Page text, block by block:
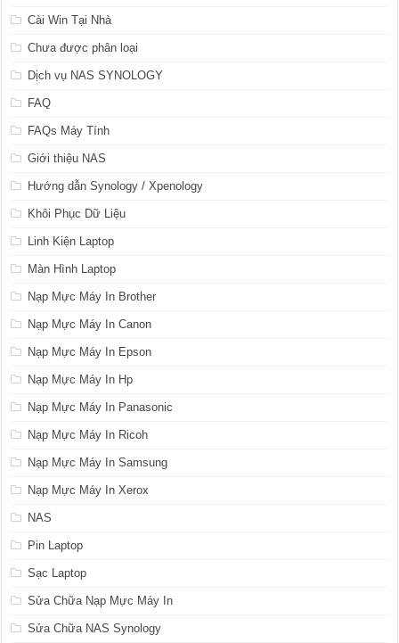
Cài Win Tại Nhà
Chưa được phân loại
Dịch vụ NAS SYNOLOGY
FAQ
FAQs Máy Tính
Giới thiệu NAS
Hướng dẫn Synology / Xpenology
Khôi Phục Dữ Liệu
Linh Kiện Laptop
Màn Hình Laptop
Nạp Mực Máy In Brother
Nạp Mực Máy In Canon
Nạp Mực Máy In Epson
Nạp Mực Máy In Hp
Nạp Mực Máy In Panasonic
Nạp Mực Máy In Ricoh
Nạp Mực Máy In Samsung
Nạp Mực Máy In Xerox
NAS
Pin Laptop
Sạc Laptop
Sửa Chữa Nạp Mực Máy In
Sửa Chữa NAS Synology